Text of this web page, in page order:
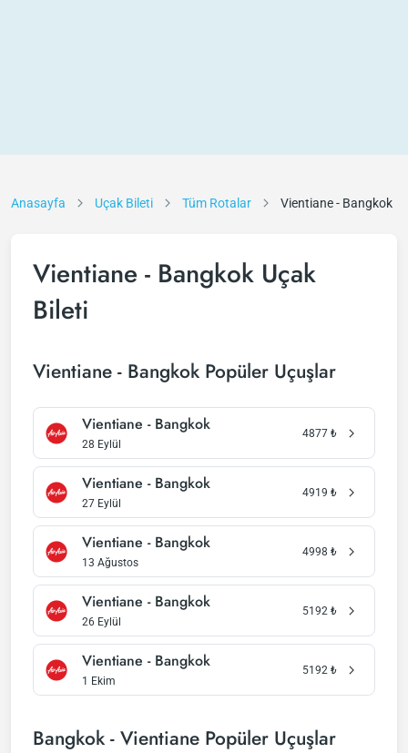
Anasayfa Uçak Bileti Tüm Rotalar Vientiane - Bangkok
Vientiane - Bangkok Uçak
Bileti
Vientiane - Bangkok Popüler Uçuşlar
Vientiane - Bangkok
28 Eylül
4877 ₺
Vientiane - Bangkok
27 Eylül
4919 ₺
Vientiane - Bangkok
13 Ağustos
4998 ₺
Vientiane - Bangkok
26 Eylül
5192 ₺
Vientiane - Bangkok
1 Ekim
5192 ₺
Bangkok - Vientiane Popüler Uçuşlar